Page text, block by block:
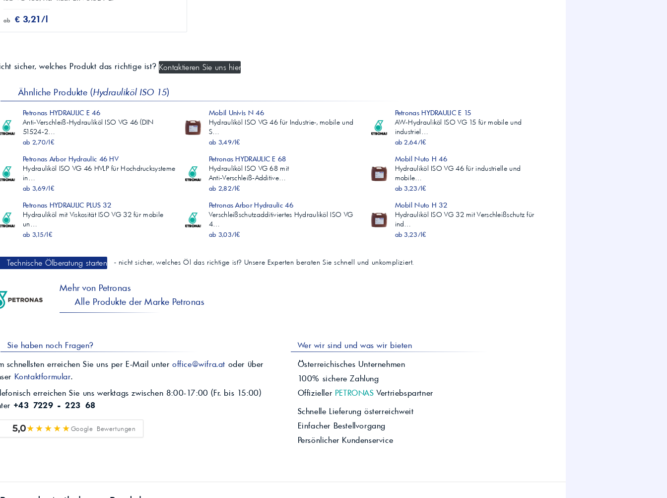
ab € 3,21/l
sicher, welches Produkt das richtige ist? Kontaktieren Sie uns hier
Ähnliche Produkte (Hydrauliköl ISO 15)
Petronas HYDRAULIC E 46
Anti‑Verschleiß‑Hydrauliköl ISO VG 46 (DIN
51524‑2…
ab 2,70/l€
Mobil Univis N 46
Hydrauliköl ISO VG 46 für Industrie-, mobile und
S…
ab 3,49/l€
Petronas HYDRAULIC E 15
AW‑Hydrauliköl ISO VG 15 für mobile und
industriel…
ab 2,64/l€
Petronas Arbor Hydraulic 46 HV
Hydrauliköl ISO VG 46 HVLP für Hochdrucksysteme
in…
ab 3,69/l€
Petronas HYDRAULIC E 68
Hydrauliköl ISO VG 68 mit
Anti‑Verschleiß‑Additive…
ab 2,82/l€
Mobil Nuto H 46
Hydrauliköl ISO VG 46 für industrielle und
mobile…
ab 3,23/l€
Petronas HYDRAULIC PLUS 32
Hydrauliköl mit Viskosität ISO VG 32 für mobile
un…
ab 3,15/l€
Petronas Arbor Hydraulic 46
Verschleißschutzadditiviertes Hydrauliköl ISO VG
4…
ab 3,03/l€
Mobil Nuto H 32
Hydrauliköl ISO VG 32 mit Verschleißschutz für
ind…
ab 3,23/l€
Technische Ölberatung starten - nicht sicher, welches Öl das richtige ist? Unsere Experten beraten Sie schnell und unkompliziert.
Mehr von Petronas
Alle Produkte der Marke Petronas
Sie haben noch Fragen?
schnellsten erreichen Sie uns per E-Mail unteroffice@wifra.at oder über
Kontaktformular.
erreichen Sie uns werktags zwischen 8:00-17:00 (Fr. bis 15:00)
+43 7229 - 223 68
5,0★★★★★Google Bewertungen
Wer wir sind und was wir bieten
Österreichisches Unternehmen
100% sichere Zahlung
Offizieller PETRONAS Vertriebspartner
Schnelle Lieferung österreichweit
Einfacher Bestellvorgang
Persönlicher Kundenservice